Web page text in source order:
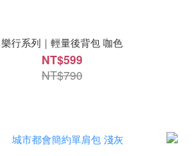
樂行系列｜輕量後背包 咖色
NT$599
NT$790